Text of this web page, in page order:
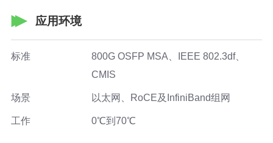
应用环境
标准
800G OSFP MSA、IEEE 802.3df、
CMIS
场景 以太网、RoCE及InfiniBand组网
工作 0℃到70℃